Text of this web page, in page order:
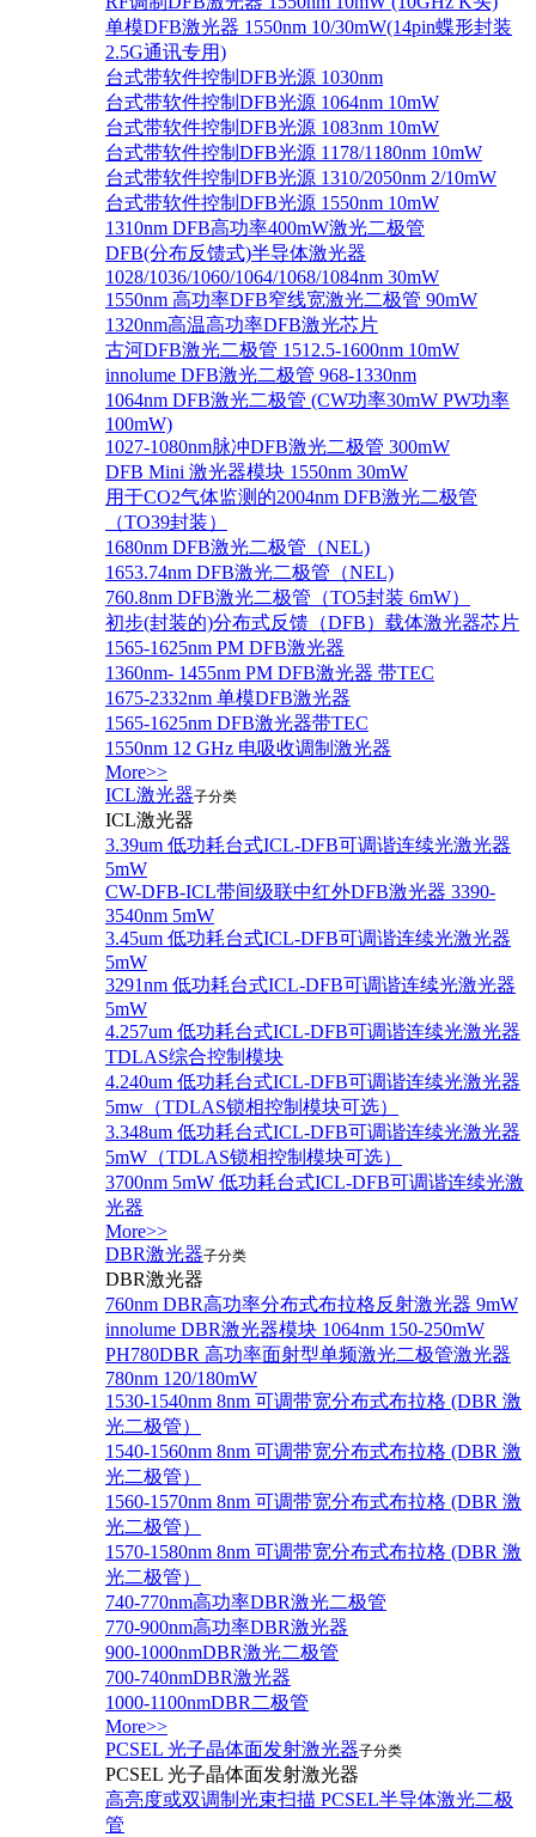
单模DFB激光器 1550nm 10/30mW(14pin蝶形封装
2.5G通讯专用)
台式带软件控制DFB光源 1030nm
台式带软件控制DFB光源 1064nm 10mW
台式带软件控制DFB光源 1083nm 10mW
台式带软件控制DFB光源 1178/1180nm 10mW
台式带软件控制DFB光源 1310/2050nm 2/10mW
台式带软件控制DFB光源 1550nm 10mW
1310nm DFB高功率400mW激光二极管
DFB(分布反馈式)半导体激光器
1028/1036/1060/1064/1068/1084nm 30mW
1550nm 高功率DFB窄线宽激光二极管 90mW
1320nm高温高功率DFB激光芯片
古河DFB激光二极管 1512.5-1600nm 10mW
innolume DFB激光二极管 968-1330nm
1064nm DFB激光二极管 (CW功率30mW PW功率
100mW)
1027-1080nm脉冲DFB激光二极管 300mW
DFB Mini 激光器模块 1550nm 30mW
用于CO2气体监测的2004nm DFB激光二极管
（TO39封装）
1680nm DFB激光二极管（NEL)
1653.74nm DFB激光二极管（NEL)
760.8nm DFB激光二极管（TO5封装 6mW）
初步(封装的)分布式反馈（DFB）载体激光器芯片
1565-1625nm PM DFB激光器
1360nm- 1455nm PM DFB激光器 带TEC
1675-2332nm 单模DFB激光器
1565-1625nm DFB激光器带TEC
1550nm 12 GHz 电吸收调制激光器
More>>
ICL激光器子分类
ICL激光器
3.39um 低功耗台式ICL-DFB可调谐连续光激光器
5mW
CW-DFB-ICL带间级联中红外DFB激光器 3390-
3540nm 5mW
3.45um 低功耗台式ICL-DFB可调谐连续光激光器
5mW
3291nm 低功耗台式ICL-DFB可调谐连续光激光器
5mW
4.257um 低功耗台式ICL-DFB可调谐连续光激光器
TDLAS综合控制模块
4.240um 低功耗台式ICL-DFB可调谐连续光激光器
5mw（TDLAS锁相控制模块可选）
3.348um 低功耗台式ICL-DFB可调谐连续光激光器
5mW（TDLAS锁相控制模块可选）
3700nm 5mW 低功耗台式ICL-DFB可调谐连续光激
光器
More>>
DBR激光器子分类
DBR激光器
760nm DBR高功率分布式布拉格反射激光器 9mW
innolume DBR激光器模块 1064nm 150-250mW
PH780DBR 高功率面射型单频激光二极管激光器
780nm 120/180mW
1530-1540nm 8nm 可调带宽分布式布拉格 (DBR 激
光二极管）
1540-1560nm 8nm 可调带宽分布式布拉格 (DBR 激
光二极管）
1560-1570nm 8nm 可调带宽分布式布拉格 (DBR 激
光二极管）
1570-1580nm 8nm 可调带宽分布式布拉格 (DBR 激
光二极管）
740-770nm高功率DBR激光二极管
770-900nm高功率DBR激光器
900-1000nmDBR激光二极管
700-740nmDBR激光器
1000-1100nmDBR二极管
More>>
PCSEL 光子晶体面发射激光器子分类
PCSEL 光子晶体面发射激光器
高亮度或双调制光束扫描 PCSEL半导体激光二极
管